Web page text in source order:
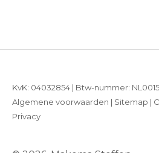
KvK: 04032854 | Btw-nummer:
Algemene voorwaarden | Sitemap |
Privacy